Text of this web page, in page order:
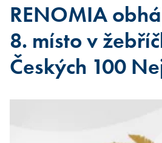
RENOMIA
8. místo v
Českých 100